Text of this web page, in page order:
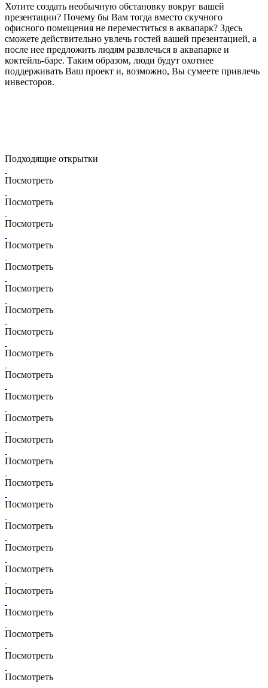
Хотите создать необычную обстановку вокруг вашей
презентации? Почему бы Вам тогда вместо скучного
офисного помещения не переместиться в аквапарк? Здесь
сможете действительно увлечь гостей вашей презентацией, а
после нее предложить людям развлечься в аквапарке и
коктейль-баре. Таким образом, люди будут охотнее
поддерживать Ваш проект и, возможно, Вы сумеете привлечь
инвесторов.
Подходящие открытки
Посмотреть
Посмотреть
Посмотреть
Посмотреть
Посмотреть
Посмотреть
Посмотреть
Посмотреть
Посмотреть
Посмотреть
Посмотреть
Посмотреть
Посмотреть
Посмотреть
Посмотреть
Посмотреть
Посмотреть
Посмотреть
Посмотреть
Посмотреть
Посмотреть
Посмотреть
Посмотреть
Посмотреть